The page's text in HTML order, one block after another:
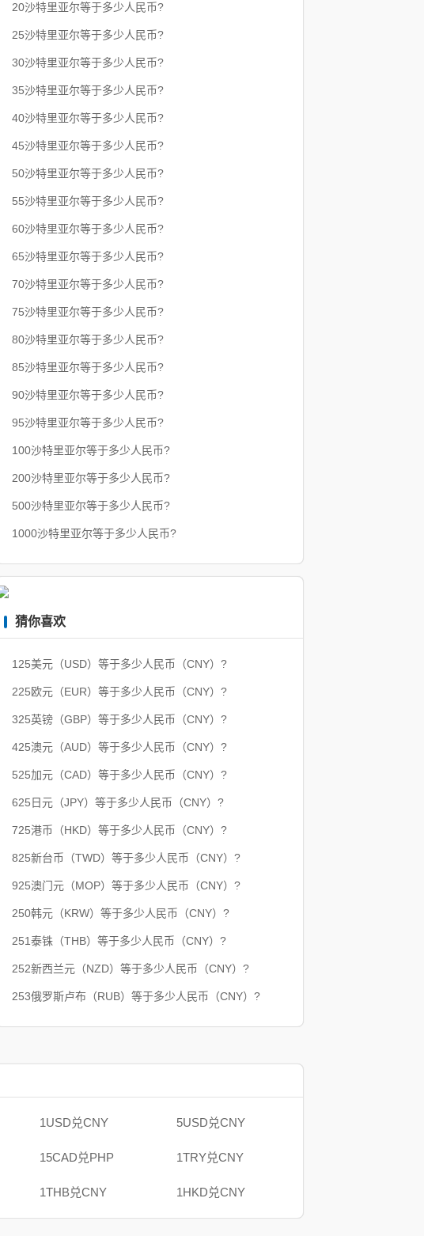
20沙特里亚尔等于多少人民币?
25沙特里亚尔等于多少人民币?
30沙特里亚尔等于多少人民币?
35沙特里亚尔等于多少人民币?
40沙特里亚尔等于多少人民币?
45沙特里亚尔等于多少人民币?
50沙特里亚尔等于多少人民币?
55沙特里亚尔等于多少人民币?
60沙特里亚尔等于多少人民币?
65沙特里亚尔等于多少人民币?
70沙特里亚尔等于多少人民币?
75沙特里亚尔等于多少人民币?
80沙特里亚尔等于多少人民币?
85沙特里亚尔等于多少人民币?
90沙特里亚尔等于多少人民币?
95沙特里亚尔等于多少人民币?
100沙特里亚尔等于多少人民币?
200沙特里亚尔等于多少人民币?
500沙特里亚尔等于多少人民币?
1000沙特里亚尔等于多少人民币?
猜你喜欢
125美元（USD）等于多少人民币（CNY）?
225欧元（EUR）等于多少人民币（CNY）?
325英镑（GBP）等于多少人民币（CNY）?
425澳元（AUD）等于多少人民币（CNY）?
525加元（CAD）等于多少人民币（CNY）?
625日元（JPY）等于多少人民币（CNY）?
725港币（HKD）等于多少人民币（CNY）?
825新台币（TWD）等于多少人民币（CNY）?
925澳门元（MOP）等于多少人民币（CNY）?
250韩元（KRW）等于多少人民币（CNY）?
251泰铢（THB）等于多少人民币（CNY）?
252新西兰元（NZD）等于多少人民币（CNY）?
253俄罗斯卢布（RUB）等于多少人民币（CNY）?
1USD兑CNY 5USD兑CNY
15CAD兑PHP 1TRY兑CNY
1THB兑CNY 1HKD兑CNY